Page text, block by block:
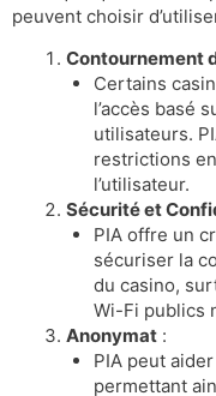
peuvent choisir
Contournement
Certains
l’accès basé
utilisateurs.
restrictions
l’utilisateur.
Sécurité et
PIA offre un
sécuriser la
du casino,
Wi-Fi publics
Anonymat :
PIA peut
permettant